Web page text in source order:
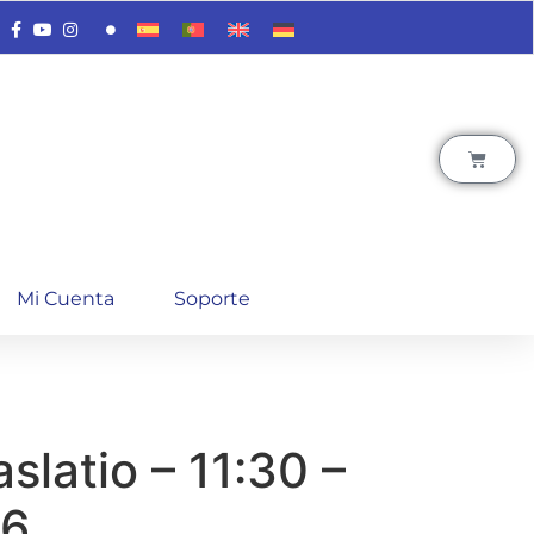
Mi Cuenta Soporte
– 11:30 –